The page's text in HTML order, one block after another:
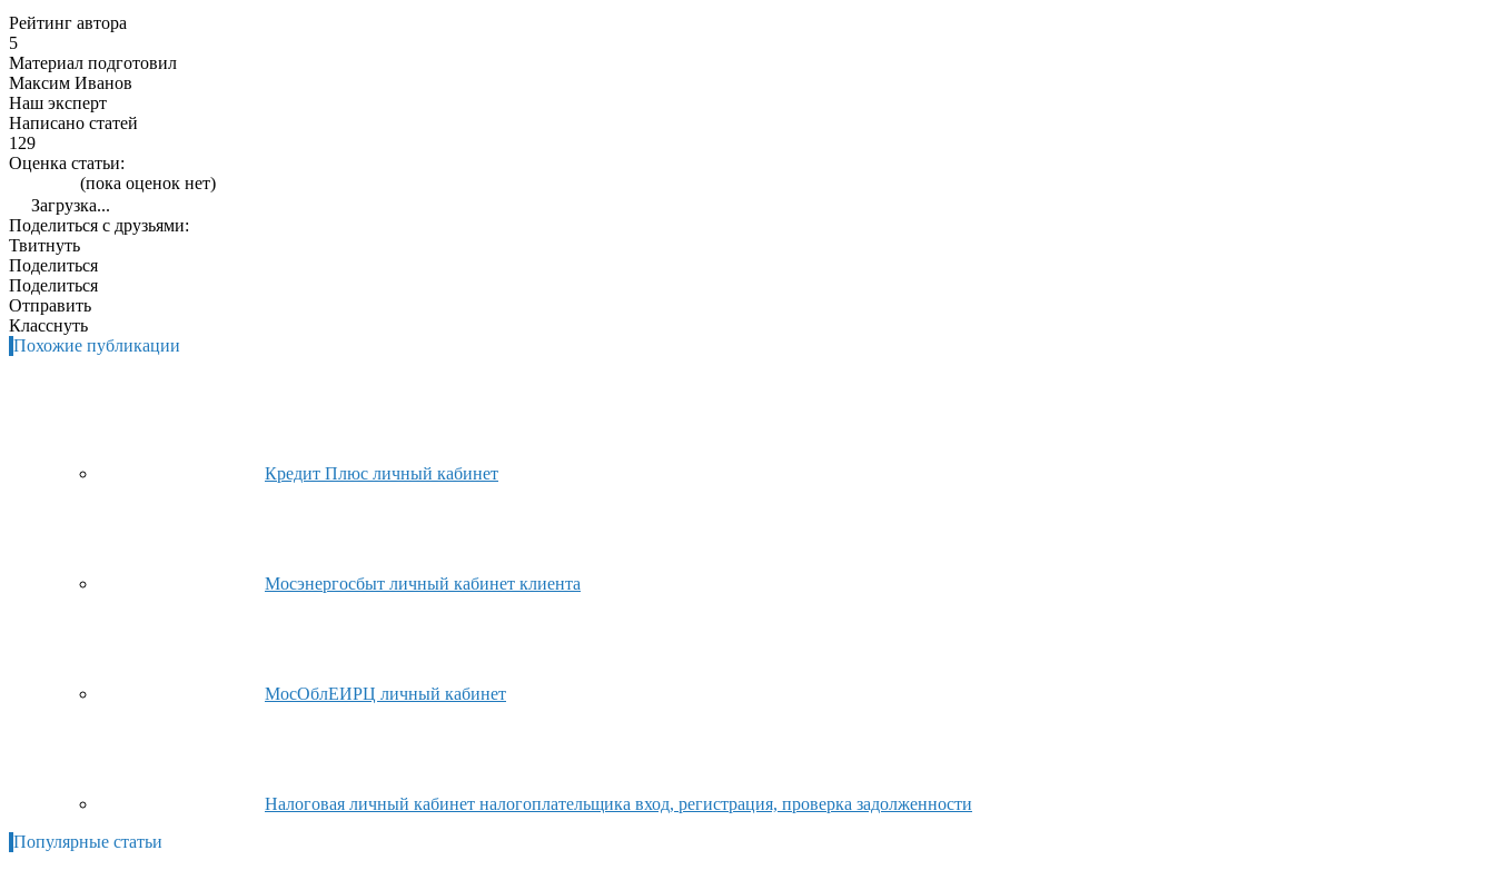
Рейтинг автора
5
Материал подготовил
Максим Иванов
Наш эксперт
Написано статей
129
Оценка статьи:
(пока оценок нет)
Загрузка...
Поделиться с друзьями:
Твитнуть
Поделиться
Поделиться
Отправить
Класснуть
Похожие публикации
Кредит Плюс личный кабинет
Мосэнергосбыт личный кабинет клиента
МосОблЕИРЦ личный кабинет
Налоговая личный кабинет налогоплательщика вход, регистрация, проверка задолженности
Популярные статьи